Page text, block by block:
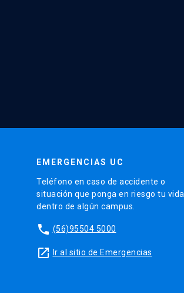
EMERGENCIAS UC
Teléfono en caso de accidente o
situación que ponga en riesgo tu vida
dentro de algún campus.
phone (56)95504 5000
launch Ir al sitio de Emergencias